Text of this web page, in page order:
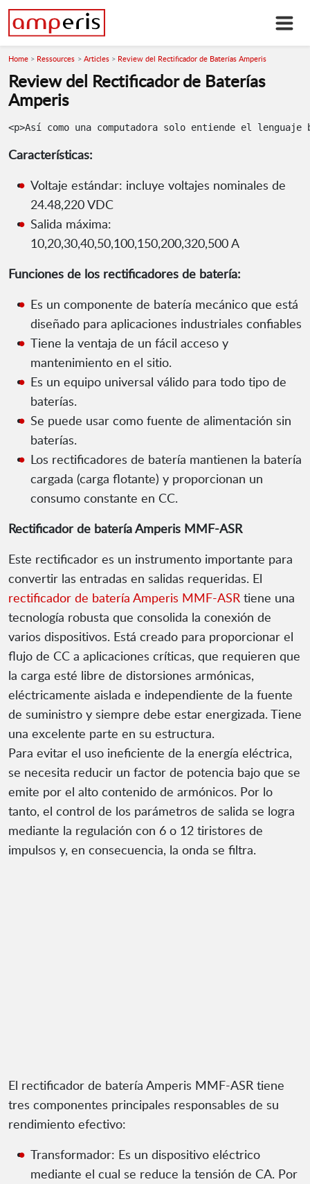
Home Ressources Articles Review del Rectificador de Baterías Amperis
Review del Rectificador de Baterías
Amperis
Características:
Voltaje estándar: incluye voltajes nominales de
24.48,220 VDC
Salida máxima:
10,20,30,40,50,100,150,200,320,500 A
Funciones de los rectificadores de batería:
Es un componente de batería mecánico que está
diseñado para aplicaciones industriales confiables
Tiene la ventaja de un fácil acceso y
mantenimiento en el sitio.
Es un equipo universal válido para todo tipo de
baterías.
Se puede usar como fuente de alimentación sin
baterías.
Los rectificadores de batería mantienen la batería
cargada (carga flotante) y proporcionan un
consumo constante en CC.
Rectificador de batería Amperis MMF-ASR
Este rectificador es un instrumento importante para
convertir las entradas en salidas requeridas. El
rectificador de batería Amperis MMF-ASR tiene una
tecnología robusta que consolida la conexión de
varios dispositivos. Está creado para proporcionar el
flujo de CC a aplicaciones críticas, que requieren que
la carga esté libre de distorsiones armónicas,
eléctricamente aislada e independiente de la fuente
de suministro y siempre debe estar energizada. Tiene
una excelente parte en su estructura.
Para evitar el uso ineficiente de la energía eléctrica,
se necesita reducir un factor de potencia bajo que se
emite por el alto contenido de armónicos. Por lo
tanto, el control de los parámetros de salida se logra
mediante la regulación con 6 o 12 tiristores de
impulsos y, en consecuencia, la onda se filtra.
El rectificador de batería Amperis MMF-ASR tiene
tres componentes principales responsables de su
rendimiento efectivo:
Transformador: Es un dispositivo eléctrico
mediante el cual se reduce la tensión de CA. Por